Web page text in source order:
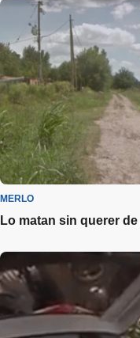
MERLO
Lo matan sin querer